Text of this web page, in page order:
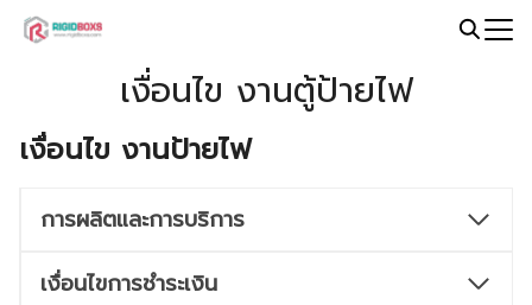
Skip
เงื่อนไข งานตู้ป้ายไฟ
เงื่อนไข งานป้ายไฟ
การผลิตและการบริการ
เงื่อนไขการชำระเงิน